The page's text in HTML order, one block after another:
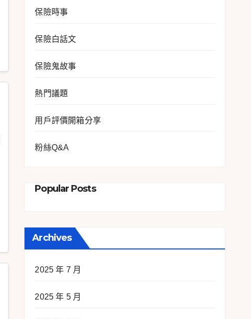
保險時事
保險白話文
保險鬼故事
熱門議題
用戶評價開箱分享
粉絲Q&A
Popular Posts
Archives
2025 年 7 月
2025 年 5 月